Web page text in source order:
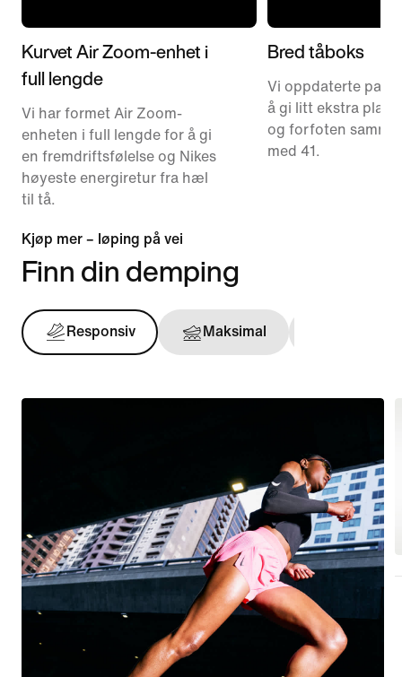
Kurvet Air Zoom-enhet i
full lengde
Vi har formet Air Zoom-
enheten i full lengde for å gi
en fremdriftsfølelse og Nikes
høyeste energiretur fra hæl
til tå.
Bred tåboks
Vi oppdaterte
å gi litt ekstra
og forfoten
med 41.
Kjøp mer – løping på vei
Finn din demping
Responsiv Maksimal